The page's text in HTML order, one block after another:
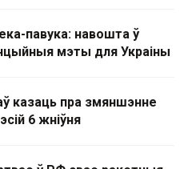
павука: навошта ў
мэты для Украіны
казаць пра змяншэнне
6 жніўня